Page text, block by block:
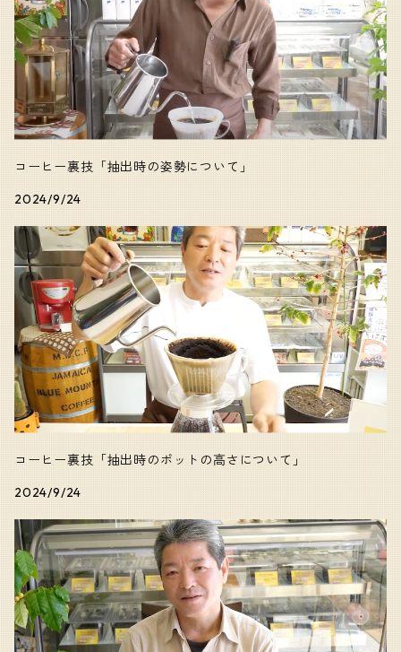
苦味のあるコーヒー
香りの良いコーヒー
キャラクターの強いコーヒー
コーヒー裏技「抽出時の姿勢について」
2024/9/24
コーヒー裏技「抽出時のポットの高さについて」
2024/9/24